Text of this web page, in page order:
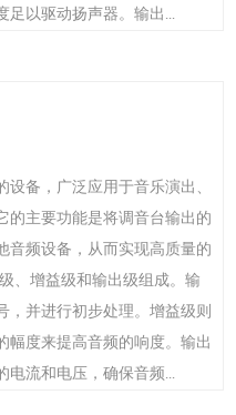
以驱动扬声器。输出...
备，广泛应用于音乐演出、
的主要功能是将调音台输出的
音频设备，从而实现高质量的
、增益级和输出级组成。输
，并进行初步处理。增益级则
度来提高音频的响度。输出
流和电压，确保音频...